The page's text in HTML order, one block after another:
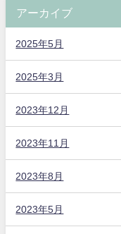
アーカイブ
2025年5月
2025年3月
2023年12月
2023年11月
2023年8月
2023年5月